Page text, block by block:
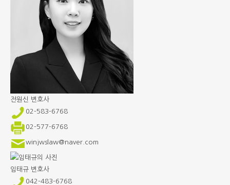
전원신 변호사
02-583-6768
02-577-6768
winjwslaw@naver.com
임태규 변호사
042-483-6768